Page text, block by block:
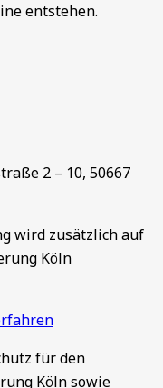
entstehen.
2 – 10, 50667
wird zusätzlich auf
Köln
für den
Köln sowie